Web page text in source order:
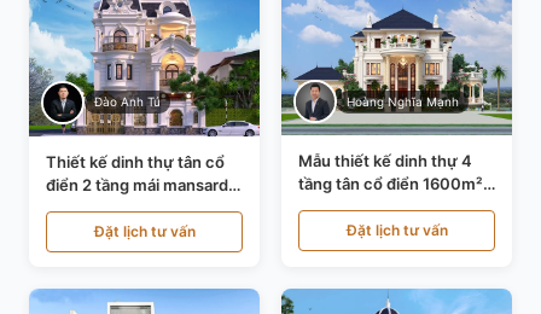
Đào Anh Tú
Thiết kế dinh thự tân cổ
điển 2 tầng mái mansard
tại Bắc Ninh KT20084
Đặt lịch tư vấn
Hoàng Nghĩa Mạnh
Mẫu thiết kế dinh thự 4
tầng tân cổ điển 1600m²
tại Thanh Hóa KT20071
Đặt lịch tư vấn